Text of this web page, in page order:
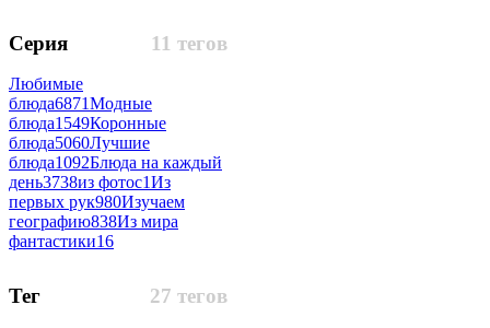
11 тегов
Серия
Любимые
блюда6871Модные
блюда1549Коронные
блюда5060Лучшие
блюда1092Блюда на каждый
день3738из фотос1Из
первых рук980Изучаем
географию838Из мира
фантастики16
27 тегов
Тег